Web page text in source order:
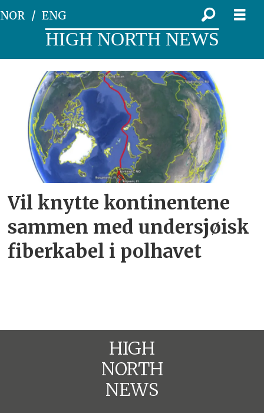
NOR ENG
HIGH NORTH NEWS
Tag:
cinia
alliance
Vil knytte kontinentene
sammen med undersjøisk
fiberkabel i polhavet
HIGH
NORTH
NEWS